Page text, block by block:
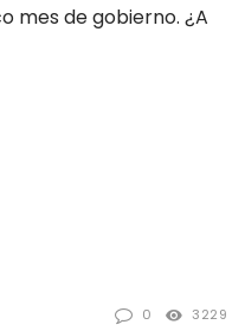
mes de gobierno. ¿A
0 3229